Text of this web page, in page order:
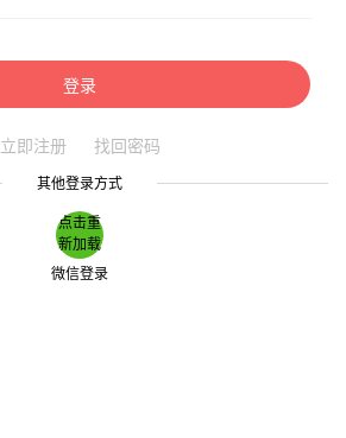
登录
立即注册 找回密码
其他登录方式
点击重
新加载
微信登录